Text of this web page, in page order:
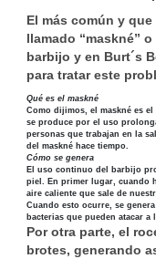
El más común y
llamado “maskné”
barbijo y en Burt´s
para tratar este
Qué es el maskné
Como dijimos, el maskné es
se produce por el uso
personas que trabajan en la
del maskné hace tiempo.
Cómo se genera
El uso continuo del barbijo
piel. En primer lugar, cuando
aire caliente que sale de
Cuando esto ocurre, se
bacterias que pueden atacar
Por otra parte, el
brotes, generando